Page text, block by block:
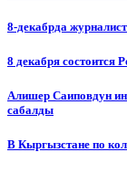
8-декабрда
8 декабря состоится
Алишер Саиповдун
сабалды
В Кыргызстане по